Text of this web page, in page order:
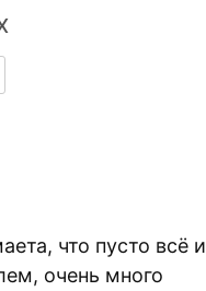
что пусто всё и
очень много